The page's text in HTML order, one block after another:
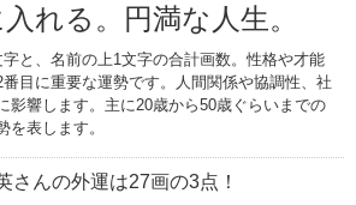
れる。円満な人生。
と、名前の上1文字の合計画数。性格や才能
目に重要な運勢です。人間関係や協調性、社
影響します。主に20歳から50歳ぐらいまでの
を表します。
さんの外運は27画の3点！